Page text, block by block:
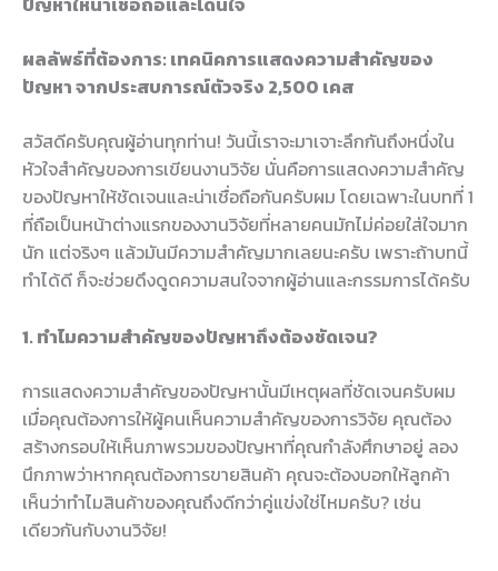
ผลลัพธ์ที่ต้องการ: เทคนิคการแสดงความสำคัญของ
ปัญหา จากประสบการณ์ตัวจริง 2,500 เคส
สวัสดีครับคุณผู้อ่านทุกท่าน! วันนี้เราจะมาเจาะลึกกันถึงหนึ่งใน
หัวใจสำคัญของการเขียนงานวิจัย นั่นคือการแสดงความสำคัญ
ของปัญหาให้ชัดเจนและน่าเชื่อถือกันครับผม โดยเฉพาะในบทที่ 1
ที่ถือเป็นหน้าต่างแรกของงานวิจัยที่หลายคนมักไม่ค่อยใส่ใจมาก
นัก แต่จริงๆ แล้วมันมีความสำคัญมากเลยนะครับ เพราะถ้าบทนี้
ทำได้ดี ก็จะช่วยดึงดูดความสนใจจากผู้อ่านและกรรมการได้ครับ
1. ทำไมความสำคัญของปัญหาถึงต้องชัดเจน?
การแสดงความสำคัญของปัญหานั้นมีเหตุผลที่ชัดเจนครับผม
เมื่อคุณต้องการให้ผู้คนเห็นความสำคัญของการวิจัย คุณต้อง
สร้างกรอบให้เห็นภาพรวมของปัญหาที่คุณกำลังศึกษาอยู่ ลอง
นึกภาพว่าหากคุณต้องการขายสินค้า คุณจะต้องบอกให้ลูกค้า
เห็นว่าทำไมสินค้าของคุณถึงดีกว่าคู่แข่งใช่ไหมครับ? เช่น
เดียวกันกับงานวิจัย!